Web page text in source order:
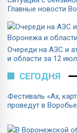
Главные новости
Очереди на АЗС и
и области за 12
СЕГОДНЯ
Фестиваль «Ах,
проведут в